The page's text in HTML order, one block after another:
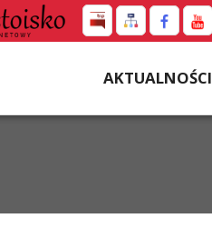
AKTUALNOŚCI